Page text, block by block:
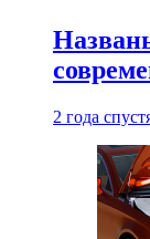
2 года